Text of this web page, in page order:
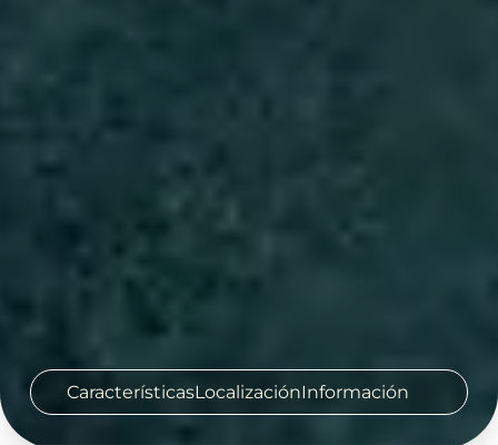
CaracterísticasLocalizaciónInformación